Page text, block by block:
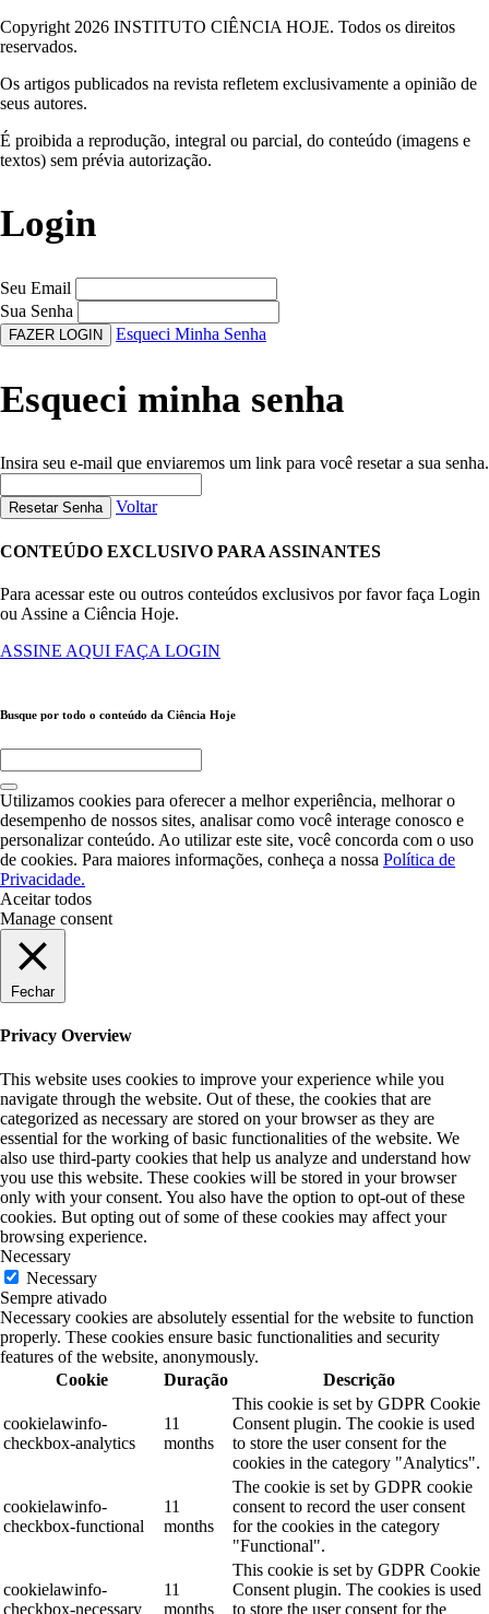
Copyright 2026 INSTITUTO CIÊNCIA HOJE. Todos os direitos
reservados.
Os artigos publicados na revista refletem exclusivamente a opinião de
seus autores.
É proibida a reprodução, integral ou parcial, do conteúdo (imagens e
textos) sem prévia autorização.
Login
Seu Email
Sua Senha
FAZER LOGIN Esqueci Minha Senha
Esqueci minha senha
Insira seu e-mail que enviaremos um link para você resetar a sua senha.
Resetar Senha Voltar
CONTEÚDO EXCLUSIVO PARA ASSINANTES
Para acessar este ou outros conteúdos exclusivos por favor faça Login
ou Assine a Ciência Hoje.
ASSINE AQUI FAÇA LOGIN
Busque por todo o conteúdo da Ciência Hoje
Utilizamos cookies para oferecer a melhor experiência, melhorar o
desempenho de nossos sites, analisar como você interage conosco e
personalizar conteúdo. Ao utilizar este site, você concorda com o uso
de cookies. Para maiores informações, conheça a nossa Política de
Privacidade.
Aceitar todos
Manage consent
Fechar
Privacy Overview
This website uses cookies to improve your experience while you
navigate through the website. Out of these, the cookies that are
categorized as necessary are stored on your browser as they are
essential for the working of basic functionalities of the website. We
also use third-party cookies that help us analyze and understand how
you use this website. These cookies will be stored in your browser
only with your consent. You also have the option to opt-out of these
cookies. But opting out of some of these cookies may affect your
browsing experience.
Necessary
Necessary
Sempre ativado
Necessary cookies are absolutely essential for the website to function
properly. These cookies ensure basic functionalities and security
features of the website, anonymously.
Cookie
Duração Descrição
cookielawinfo-
checkbox-analytics
11
months
This cookie is set by GDPR Cookie
Consent plugin. The cookie is used
to store the user consent for the
cookies in the category "Analytics".
cookielawinfo-
checkbox-functional
11
months
The cookie is set by GDPR cookie
consent to record the user consent
for the cookies in the category
"Functional".
cookielawinfo-
checkbox-necessary
11
months
This cookie is set by GDPR Cookie
Consent plugin. The cookies is used
to store the user consent for the